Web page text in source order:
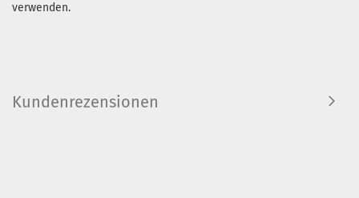
verwenden.
Kundenrezensionen